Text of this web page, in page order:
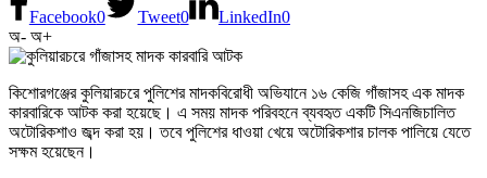
Facebook0 Tweet0 LinkedIn0
অ- অ+
কিশোরগঞ্জের কুলিয়ারচরে পুলিশের মাদকবিরোধী অভিযানে ১৬ কেজি গাঁজাসহ এক মাদক
কারবারিকে আটক করা হয়েছে। এ সময় মাদক পরিবহনে ব্যবহৃত একটি সিএনজিচালিত
অটোরিকশাও জব্দ করা হয়। তবে পুলিশের ধাওয়া খেয়ে অটোরিকশার চালক পালিয়ে যেতে
সক্ষম হয়েছেন।